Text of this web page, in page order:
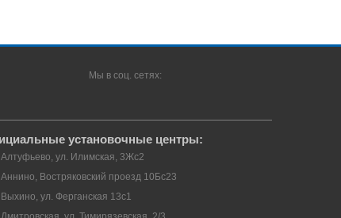
Мы в соц. сетях:
установочные центры:
Алтуфьево, ул. Илимская, 3Жс2
Аннино, Востряковский проезд 10Бс23
Выхино, ул. Ферганская 13с1